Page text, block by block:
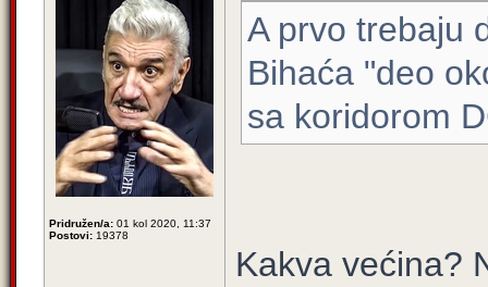
Pridružen/a: 01 kol 2020, 11:37
Postovi: 19378
A prvo trebaju
Bihaća "deo
sa koridorom
Kakva većina?